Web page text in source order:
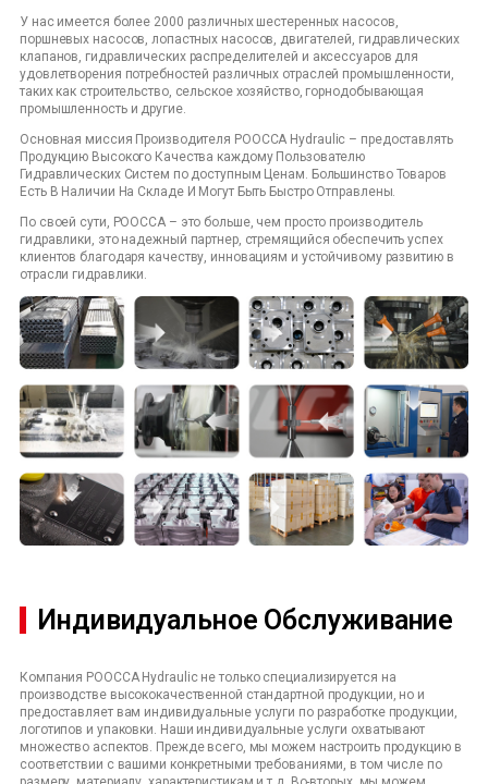
У нас имеется более 2000 различных шестеренных насосов,
поршневых насосов, лопастных насосов, двигателей, гидравлических
клапанов, гидравлических распределителей и аксессуаров для
удовлетворения потребностей различных отраслей промышленности,
таких как строительство, сельское хозяйство, горнодобывающая
промышленность и другие.
Основная миссия Производителя POOCCA Hydraulic – предоставлять
Продукцию Высокого Качества каждому Пользователю
Гидравлических Систем по доступным Ценам. Большинство Товаров
Есть В Наличии На Складе И Могут Быть Быстро Отправлены.
По своей сути, POOCCA – это больше, чем просто производитель
гидравлики, это надежный партнер, стремящийся обеспечить успех
клиентов благодаря качеству, инновациям и устойчивому развитию в
отрасли гидравлики.
Индивидуальное Обслуживание
Компания POOCCA Hydraulic не только специализируется на
производстве высококачественной стандартной продукции, но и
предоставляет вам индивидуальные услуги по разработке продукции,
логотипов и упаковки. Наши индивидуальные услуги охватывают
множество аспектов. Прежде всего, мы можем настроить продукцию в
соответствии с вашими конкретными требованиями, в том числе по